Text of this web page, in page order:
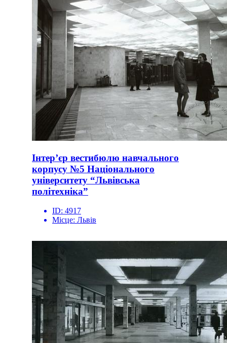
Інтер’єр вестибюлю навчального
корпусу №5 Національного
університету “Львівська
політехніка”
ID: 4917
Місце: Львів